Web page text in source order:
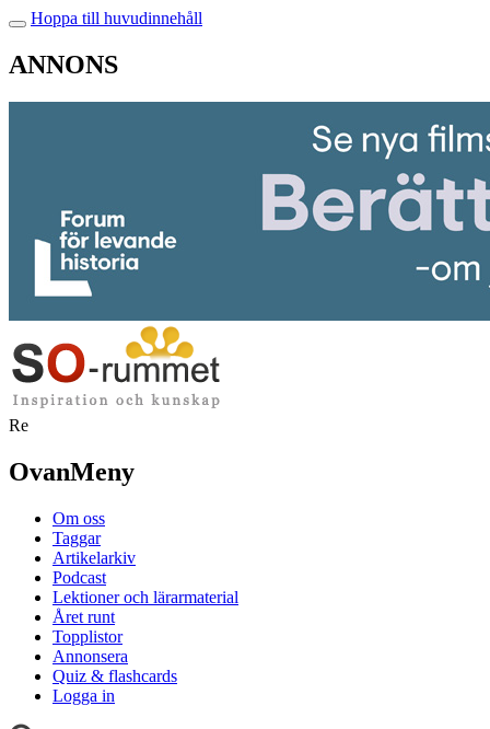
Hoppa till huvudinnehåll
ANNONS
Re
OvanMeny
Om oss
Taggar
Artikelarkiv
Podcast
Lektioner och lärarmaterial
Året runt
Topplistor
Annonsera
Quiz & flashcards
Logga in